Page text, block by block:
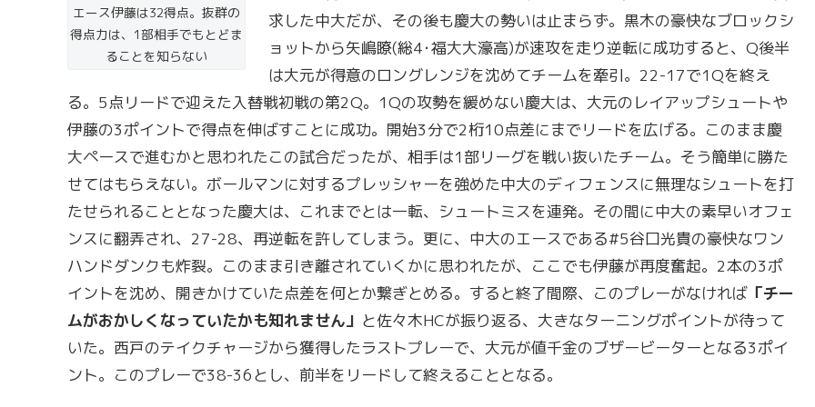
エース伊藤は32得点。抜群の
得点力は、1部相手でもとどま
ることを知らない
求した中大だが、その後も慶大の勢いは止まらず。黒木の豪快なブロックシ
ョットから矢嶋瞭(総4･福大大濠高)が速攻を走り逆転に成功すると、Q後半
は大元が得意のロングレンジを沈めてチームを牽引。22-17で1Qを終え
る。5点リードで迎えた入替戦初戦の第2Q。1Qの攻勢を緩めない慶大は、大元のレイアップシュートや
伊藤の3ポイントで得点を伸ばすことに成功。開始3分で2桁10点差にまでリードを広げる。このまま慶
大ペースで進むかと思われたこの試合だったが、相手は1部リーグを戦い抜いたチーム。そう簡単に勝た
せてはもらえない。ボールマンに対するプレッシャーを強めた中大のディフェンスに無理なシュートを打
たせられることとなった慶大は、これまでとは一転、シュートミスを連発。その間に中大の素早いオフェ
ンスに翻弄され、27-28、再逆転を許してしまう。更に、中大のエースである#5谷口光貴の豪快なワン
ハンドダンクも炸裂。このまま引き離されていくかに思われたが、ここでも伊藤が再度奮起。2本の3ポ
イントを沈め、開きかけていた点差を何とか繋ぎとめる。すると終了間際、このプレーがなければ 「チー
ムがおかしくなっていたかも知れません」 と佐々木HCが振り返る、大きなターニングポイントが待って
いた。西戸のテイクチャージから獲得したラストプレーで、大元が値千金のブザービーターとなる3ポイ
ント。このプレーで38-36とし、前半をリードして終えることとなる。